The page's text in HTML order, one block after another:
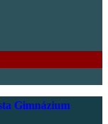
Gimnázium